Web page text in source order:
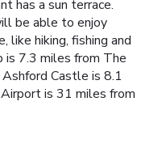
has a sun terrace.
be able to enjoy
like hiking, fishing and
is 7.3 miles from The
Castle is 8.1
is 31 miles from